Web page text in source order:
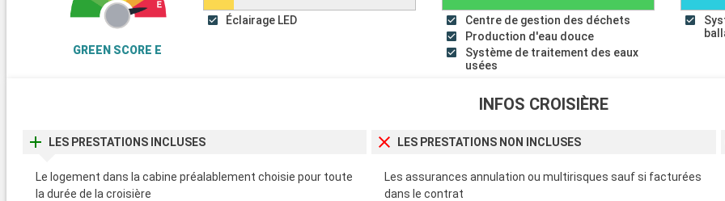
GREEN SCORE E
Éclairage LED
Centre de gestion des déchets
Production d'eau douce
Système de traitement des eaux
usées
INFOS CROISIÈRE
LES PRESTATIONS INCLUSES
Le logement dans la cabine préalablement choisie pour toute
la durée de la croisière
LES PRESTATIONS NON INCLUSES
Les assurances annulation ou multirisques sauf si facturées
dans le contrat